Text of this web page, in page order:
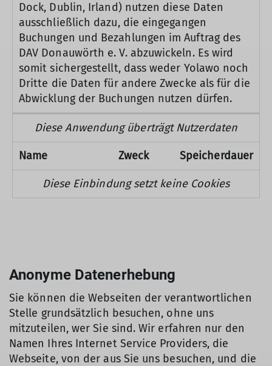
Dock, Dublin, Irland) nutzen diese Daten
ausschließlich dazu, die eingegangen
Buchungen und Bezahlungen im Auftrag des
DAV Donauwörth e. V. abzuwickeln. Es wird
somit sichergestellt, dass weder Yolawo noch
Dritte die Daten für andere Zwecke als für die
Abwicklung der Buchungen nutzen dürfen.
Diese Anwendung überträgt Nutzerdaten
Name Zweck Speicherdauer
Diese Einbindung setzt keine Cookies
Anonyme Datenerhebung
Sie können die Webseiten der verantwortlichen
Stelle grundsätzlich besuchen, ohne uns
mitzuteilen, wer Sie sind. Wir erfahren nur den
Namen Ihres Internet Service Providers, die
Webseite, von der aus Sie uns besuchen, und die